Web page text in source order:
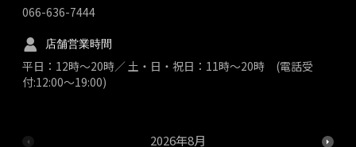
2026年8月
066-636-7444
店舗営業時間
平日：12時～20時／ 土・日・祝日：11時～20時 (電話受
付:12:00～19:00)